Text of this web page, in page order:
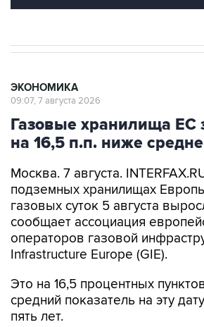
ЭКОНОМИКА
09:07, 7 августа 2026
Газовые хранилища ЕС
на 16,5 п.п. ниже
Москва. 7 августа.
подземных хранилищах
газовых суток 5 августа
сообщает ассоциация
операторов газовой
Infrastructure Europe (GIE).
Это на 16,5 процентных
средний показатель на эту
пять лет.